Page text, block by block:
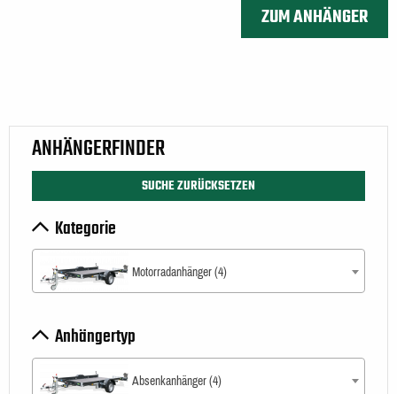
ZUM ANHÄNGER
ANHÄNGERFINDER
SUCHE ZURÜCKSETZEN
Kategorie
Motorradanhänger (4)
Anhängertyp
Absenkanhänger (4)